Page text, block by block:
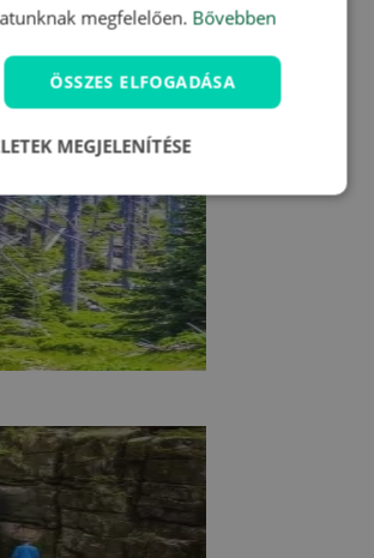
temploma
megfelelően. Bővebben
ÖSSZES ELFOGADÁSA
MEGJELENÍTÉSE